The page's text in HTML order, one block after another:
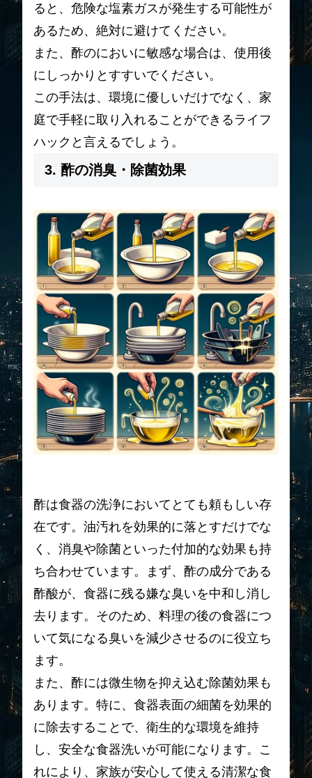
ると、危険な塩素ガスが発生する可能性が
あるため、絶対に避けてください。
また、酢のにおいに敏感な場合は、使用後
にしっかりとすすいでください。
この手法は、環境に優しいだけでなく、家
庭で手軽に取り入れることができるライフ
ハックと言えるでしょう。
3. 酢の消臭・除菌効果
酢は食器の洗浄においてとても頼もしい存
在です。油汚れを効果的に落とすだけでな
く、消臭や除菌といった付加的な効果も持
ち合わせています。まず、酢の成分である
酢酸が、食器に残る嫌な臭いを中和し消し
去ります。そのため、料理の後の食器につ
いて気になる臭いを減少させるのに役立ち
ます。
また、酢には微生物を抑え込む除菌効果も
あります。特に、食器表面の細菌を効果的
に除去することで、衛生的な環境を維持
し、安全な食器洗いが可能になります。こ
れにより、家族が安心して使える清潔な食